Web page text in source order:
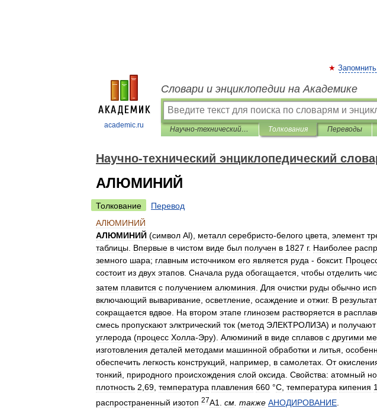
academic.ru
Словари и энциклопедии на Академике
Научно-технический энциклопедический словарь Толкования Переводы
Научно-технический энциклопедический
АЛЮМИНИЙ
Толкование
Перевод
АЛЮМИНИЙ
АЛЮМИНИЙ (символ Аl), металл серебристо-белого цвета элемент
таблицы Впервые в чистом виде был получен в 1827 г. Наиболее
земного шара; главным источником его является руда - боксит.
состоит из двух этапов Сначала руда обогащается чтобы отделить
затем плавится с получением алюминия Для очистки руды обычно
включающий вываривание осветление осаждение и отжиг. В
сокращается вдвое На втором этапе глинозем растворяется в
смесь пропускают элктрический ток (метод ЭЛЕКТРОЛИЗА) и получают
углерода (процесс Холла-Эру). Алюминий в виде сплавов с другими
изготовления деталей методами машинной обработки и литья
обеспечить легкость конструкций например в самолетах От
тонкий
природного происхождения слой оксида Свойства: атомный
плотность 2 69 температура плавления 660 °С температура кипения
распространенный изотоп 27А1. см. также АНОДИРОВАНИЕ.